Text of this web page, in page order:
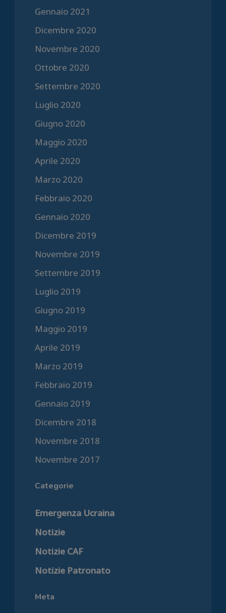
Gennaio 2021
Dicembre 2020
Novembre 2020
Ottobre 2020
Settembre 2020
Luglio 2020
Giugno 2020
Maggio 2020
Aprile 2020
Marzo 2020
Febbraio 2020
Gennaio 2020
Dicembre 2019
Novembre 2019
Settembre 2019
Luglio 2019
Giugno 2019
Maggio 2019
Aprile 2019
Marzo 2019
Febbraio 2019
Gennaio 2019
Dicembre 2018
Novembre 2018
Novembre 2017
Categorie
Emergenza Ucraina
Notizie
Notizie CAF
Notizie Patronato
Meta